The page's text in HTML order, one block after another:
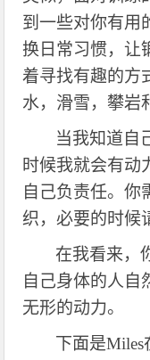
到一些对你有用
换日常习惯，让
着寻找有趣的方
水，滑雪，攀岩
当我知道自
时候我就会有动
自己负责任。你
织，必要的时候
在我看来，
自己身体的人自
无形的动力。
下面是Miles